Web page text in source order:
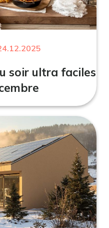
soir ultra faciles